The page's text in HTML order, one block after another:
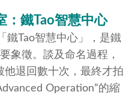
：鐵Tao智慧中心
鐵Tao智慧中心」，是鐵
象徵。談及命名過程，
退回數十次，最終才拍
Operation”的縮